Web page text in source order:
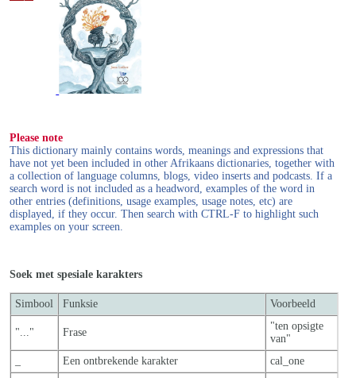
Please note
This dictionary mainly contains words, meanings and expressions that
have not yet been included in other Afrikaans dictionaries, together with
a collection of language columns, blogs, video inserts and podcasts. If a
search word is not included as a headword, examples of the word in
other entries (definitions, usage examples, usage notes, etc) are
displayed, if they occur. Then search with CTRL-F to highlight such
examples on your screen.
Soek met spesiale karakters
Simbool Funksie Voorbeeld
"..." Frase
"ten opsigte
van"
Een ontbrekende karakter
cal_one